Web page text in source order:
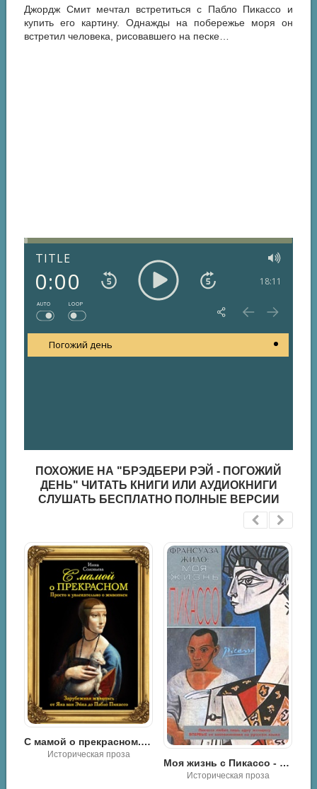
Джордж Смит мечтал встретиться с Пабло Пикассо и
купить его картину. Однажды на побережье моря он
встретил человека, рисовавшего на песке…
TITLE
0:00 18:11
AUTO LOOP
Погожий день
ПОХОЖИЕ НА "БРЭДБЕРИ РЭЙ - ПОГОЖИЙ
ДЕНЬ" ЧИТАТЬ КНИГИ ИЛИ АУДИОКНИГИ
СЛУШАТЬ БЕСПЛАТНО ПОЛНЫЕ ВЕРСИИ
С мамой о прекрасном. Зарубежная живопись от Яна ван Эйка до Пабло Пикассо - Инна Соловьева
Историческая проза
Моя жизнь с Пикассо - Карлтон Лейк
Историческая проза